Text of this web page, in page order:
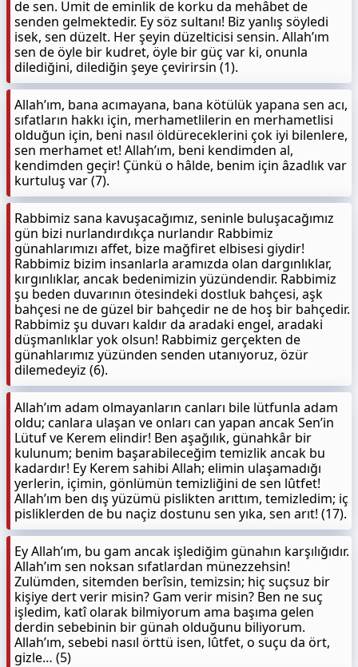
de sen. Ümit de eminlik de korku da mehâbet de
senden gelmektedir. Ey söz sultanı! Biz yanlış söyledi
isek, sen düzelt. Her şeyin düzelticisi sensin. Allah’ım
sen de öyle bir kudret, öyle bir güç var ki, onunla
dilediğini, dilediğin şeye çevirirsin (1).
Allah’ım, bana acımayana, bana kötülük yapana sen acı,
sıfatların hakkı için, merhametlilerin en merhametlisi
olduğun için, beni nasıl öldüreceklerini çok iyi bilenlere,
sen merhamet et! Allah’ım, beni kendimden al,
kendimden geçir! Çünkü o hâlde, benim için âzadlık var
kurtuluş var (7).
Rabbimiz sana kavuşacağımız, seninle buluşacağımız
gün bizi nurlandırdıkça nurlandır Rabbimiz
günahlarımızı affet, bize mağfiret elbisesi giydir!
Rabbimiz bizim insanlarla aramızda olan dargınlıklar,
kırgınlıklar, ancak bedenimizin yüzündendir. Rabbimiz
şu beden duvarının ötesindeki dostluk bahçesi, aşk
bahçesi ne de güzel bir bahçedir ne de hoş bir bahçedir.
Rabbimiz şu duvarı kaldır da aradaki engel, aradaki
düşmanlıklar yok olsun! Rabbimiz gerçekten de
günahlarımız yüzünden senden utanıyoruz, özür
dilemedeyiz (6).
Allah’ım adam olmayanların canları bile lütfunla adam
oldu; canlara ulaşan ve onları can yapan ancak Sen’in
Lütuf ve Kerem elindir! Ben aşağılık, günahkâr bir
kulunum; benim başarabileceğim temizlik ancak bu
kadardır! Ey Kerem sahibi Allah; elimin ulaşamadığı
yerlerin, içimin, gönlümün temizliğini de sen lûtfet!
Allah’ım ben dış yüzümü pislikten arıttım, temizledim; iç
pisliklerden de bu naçiz dostunu sen yıka, sen arıt! (17).
Ey Allah’ım, bu gam ancak işlediğim günahın karşılığıdır.
Allah’ım sen noksan sıfatlardan münezzehsin!
Zulümden, sitemden berîsin, temizsin; hiç suçsuz bir
kişiye dert verir misin? Gam verir misin? Ben ne suç
işledim, katî olarak bilmiyorum ama başıma gelen
derdin sebebinin bir günah olduğunu biliyorum.
Allah’ım, sebebi nasıl örttü isen, lûtfet, o suçu da ört,
gizle… (5)